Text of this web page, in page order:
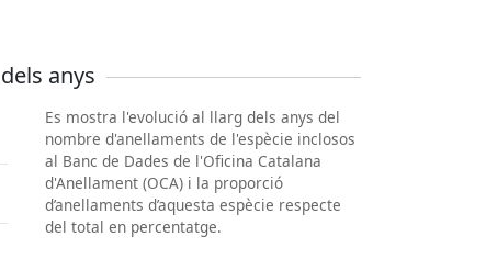
anys
Es mostra l'evolució al llarg dels anys del
nombre d'anellaments de l'espècie inclosos
al Banc de Dades de l'Oficina Catalana
d'Anellament (OCA) i la proporció
d’anellaments d’aquesta espècie respecte
del total en percentatge.